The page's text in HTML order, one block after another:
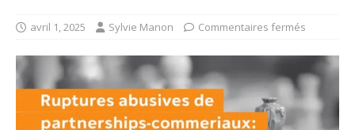
avril 1, 2025 Sylvie Manon Commentaires fermés